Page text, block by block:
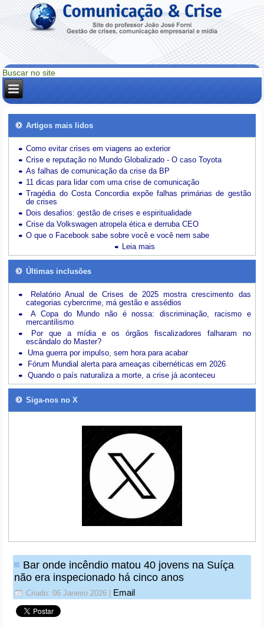
Artigos mais lidos
Como evitar crises em viagens ao exterior
Crise e reputação no Mundo Globalizado - O caso Toyota
As falhas de comunicação da crise da BP
11 dicas para lidar com uma crise de comunicação
Tragédia do Costa Concordia expõe falhas primárias de gestão
de crises
Dois desafios: gestão de crises e espiritualidade
Crise da Volkswagen atropela ética e derruba CEO
O que o Facebook sabe sobre você e você nem sabe
Leia mais
Últimas inclusões
Relatório Anual de Crises de 2025 mostra crescimento das
categorias cybercrime, má gestão e assédios
A Copa do Mundo não é nossa: discriminação, racismo e
mercantilismo
Por que a mídia e os órgãos fiscalizadores falharam no
escândalo do Master?
Uma guerra por impulso, sem hora para acabar
Fórum Mundial alerta para ameaças cibernéticas em 2026
Quando o país naturaliza a morte, a crise já aconteceu
Siga-nos no X
Bar onde incêndio matou 40 jovens na Suíça
não era inspecionado há cinco anos
Criado: 06 Janeiro 2026 Email